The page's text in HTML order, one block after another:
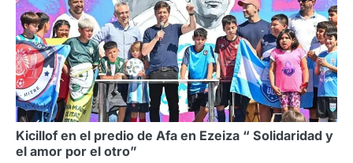
Kicillof en el predio de Afa en Ezeiza “ Solidaridad y
el amor por el otro”